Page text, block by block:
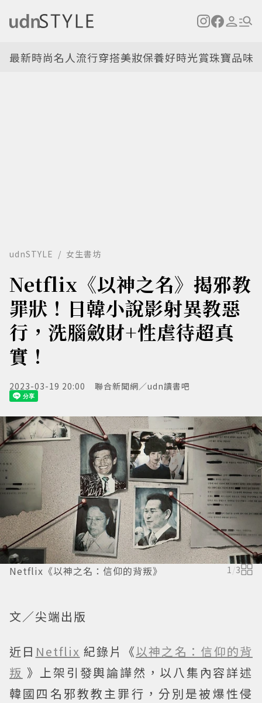
最新時尚名人流行穿搭美妝保養好時光賞珠寶品味
udnSTYLE 女生書坊
Netflix《以神之名》揭邪教
罪狀！日韓小說影射異教惡
行，洗腦斂財+性虐待超真
實！
2023-03-19 20:00 聯合新聞網／udn讀書吧
Netflix《以神之名：信仰的背叛》 1/3
文∕尖端出版
近日 Netflix 紀錄片《以神之名：信仰的背
叛 》上架引發輿論譁然，以八集內容詳述
韓國四名邪教教主罪行，分別是被爆性侵